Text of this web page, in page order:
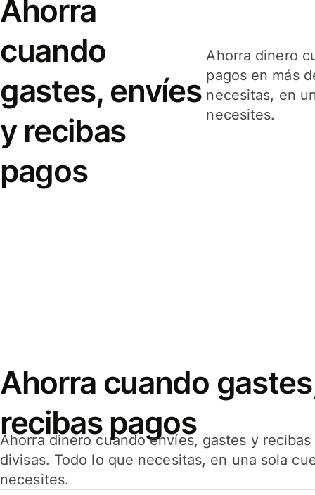
Ahorra
cuando
gastes, envíes
y recibas
pagos
Ahorra dinero
pagos en más
necesitas, en
necesites.
Ahorra cuando
recibas pagos
Ahorra dinero cuando envíes, gastes y
divisas. Todo lo que necesitas, en una sola
necesites.